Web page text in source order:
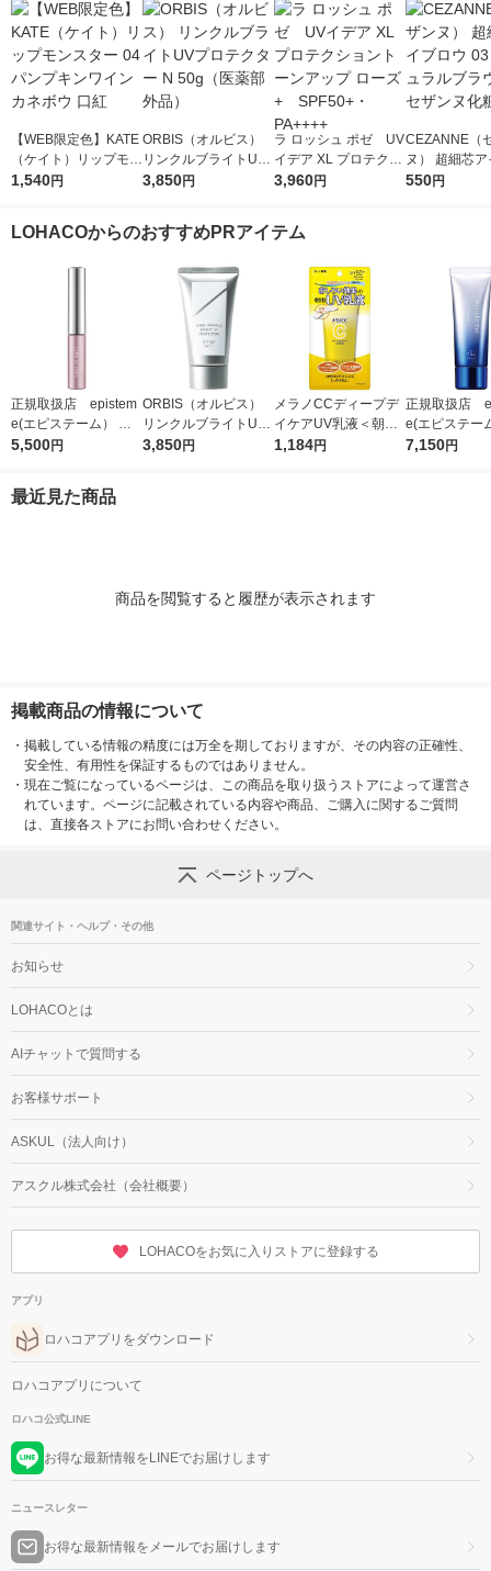
【WEB限定色】KATE
（ケイト）リップモン
スター 04 パンプキン
1,540円
ORBIS（オルビス）
リンクルブライトUV
プロテクター N 50g
3,850円
ラ ロッシュ ポゼ UV
イデア XL プロテクシ
ョントーンアップ ロ
3,960円
CEZANNE（
ヌ） 超細芯
ウ 03（ナチ
550円
LOHACOからのおすすめPRアイテム
正規取扱店 epistem
e(エピステーム） パ
ワライズラッシュセラ
5,500円
ORBIS（オルビス）
リンクルブライトUV
プロテクター N 50g
3,850円
メラノCCディープデ
イケアUV乳液＜朝用
日焼け止め乳液＞50g
1,184円
正規取扱店
e(エピステー
ワイトUVレ
7,150円
最近見た商品
商品を閲覧すると履歴が表示されます
掲載商品の情報について
・ 掲載している情報の精度には万全を期しておりますが、その内容の正確性、
安全性、有用性を保証するものではありません。
・ 現在ご覧になっているページは、この商品を取り扱うストアによって運営さ
れています。ページに記載されている内容や商品、ご購入に関するご質問
は、直接各ストアにお問い合わせください。
ページトップへ
関連サイト・ヘルプ・その他
お知らせ
LOHACOとは
AIチャットで質問する
お客様サポート
ASKUL（法人向け）
アスクル株式会社（会社概要）
LOHACOをお気に入りストアに登録する
アプリ
ロハコアプリをダウンロード
ロハコアプリについて
ロハコ公式LINE
お得な最新情報をLINEでお届けします
ニュースレター
お得な最新情報をメールでお届けします